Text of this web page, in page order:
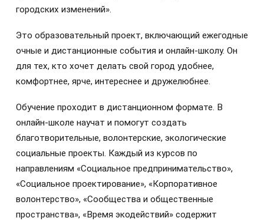
городских изменений».
Это образовательный проект, включающий ежегодные
очные и дистанционные события и онлайн-школу. Он
для тех, кто хочет делать свой город удобнее,
комфортнее, ярче, интереснее и дружелюбнее.
Обучение проходит в дистанционном формате. В
онлайн-школе научат и помогут создать
благотворительные, волонтерские, экологические
социальные проекты. Каждый из курсов по
направлениям «Социальное предпринимательство»,
«Социальное проектирование», «Корпоративное
волонтерство», «Сообщества и общественные
пространства», «Время экодействий» содержит